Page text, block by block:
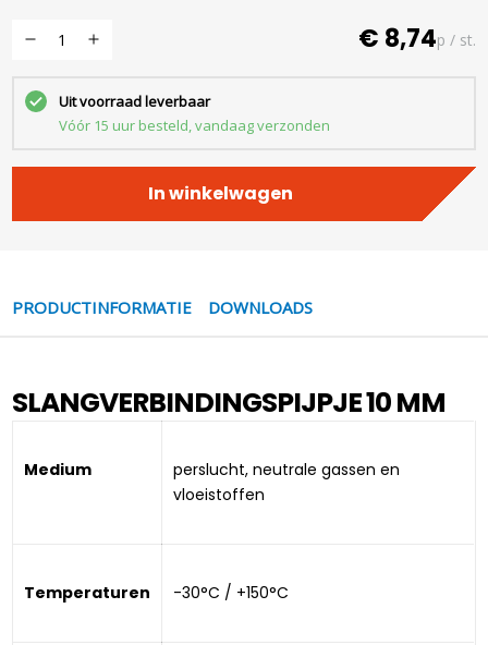
€ 8,74p / st.
Uit voorraad leverbaar
Vóór 15 uur besteld, vandaag verzonden
In winkelwagen
PRODUCTINFORMATIE DOWNLOADS
SLANGVERBINDINGSPIJPJE 10 MM
Medium
perslucht, neutrale gassen en
vloeistoffen
Temperaturen -30°C / +150°C